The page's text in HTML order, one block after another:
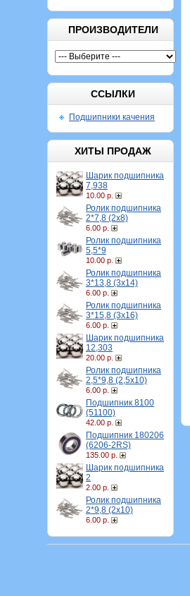
ПРОИЗВОДИТЕЛИ
ССЫЛКИ
Подшипники качения
ХИТЫ ПРОДАЖ
Шарик подшипника
7,938
10.00 р.
Ролик подшипника
2*7,8 (2х8)
6.00 р.
Ролик подшипника
5,5*9
10.00 р.
Ролик подшипника
3*13,8 (3х14)
6.00 р.
Ролик подшипника
3*15,8 (3х16)
6.00 р.
Шарик подшипника
12,303
20.00 р.
Ролик подшипника
2,5*9,8 (2,5х10)
6.00 р.
Подшипник 8100
(51100)
42.00 р.
Подшипник 180206
(6206-2RS)
135.00 р.
Шарик подшипника
2
2.00 р.
Ролик подшипника
2*9,8 (2х10)
6.00 р.